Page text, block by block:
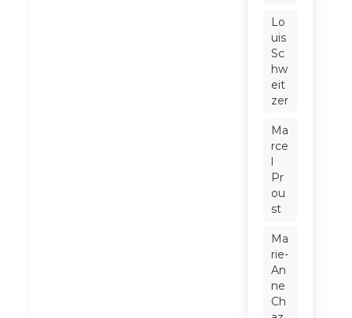
Lo
uis
Sc
hw
eit
zer
Ma
rce
l
Pr
ou
st
Ma
rie-
An
ne
Ch